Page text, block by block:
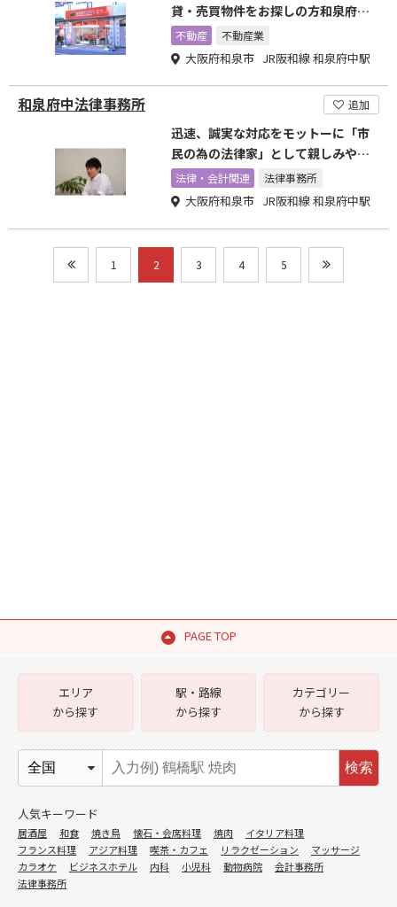
貸・売買物件をお探しの方和泉府中
駅すぐ”和泉府中暮らし”へ
不動産 不動産業
大阪府和泉市 JR阪和線 和泉府中駅
和泉府中法律事務所 追加
迅速、誠実な対応をモットーに「市
民の為の法律家」として親しみやす
い法律事務所を目指してます
法律・会計関連 法律事務所
大阪府和泉市 JR阪和線 和泉府中駅
1 2 3 4 5
PAGE TOP
エリア
から探す
駅・路線
から探す
カテゴリー
から探す
検索
人気キーワード
居酒屋 和食 焼き鳥 懐石・会席料理 焼肉
イタリア料理
フランス料理
アジア料理 喫茶・カフェ リラクゼーション
マッサージ
カラオケ
ビジネスホテル 内科 小児科 動物病院
会計事務所
法律事務所